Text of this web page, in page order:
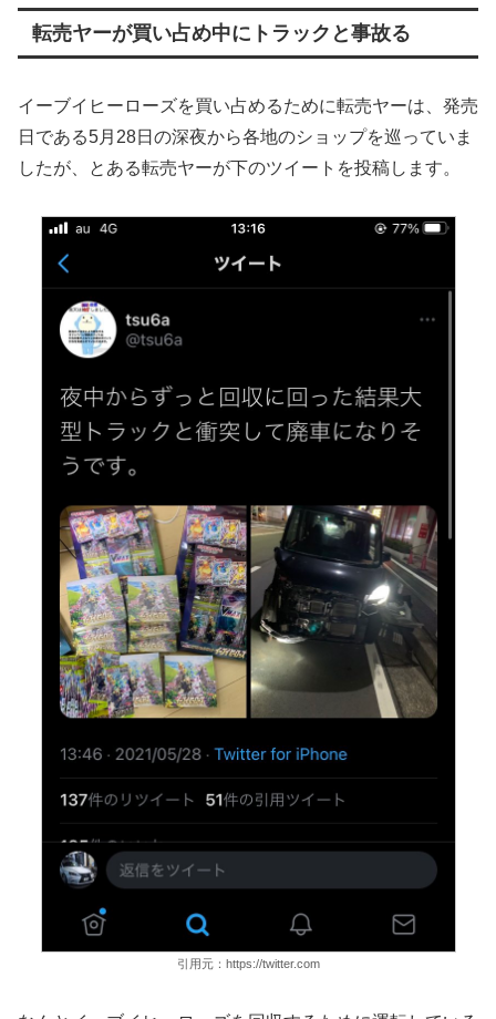
転売ヤーが買い占め中にトラックと事故る
イーブイヒーローズを買い占めるために転売ヤーは、発売
日である5月28日の深夜から各地のショップを巡っていま
したが、とある転売ヤーが下のツイートを投稿します。
引用元：https://twitter.com